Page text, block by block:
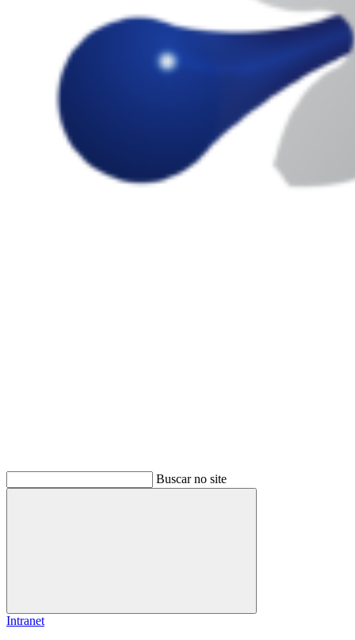
Buscar no site
Buscar
Intranet